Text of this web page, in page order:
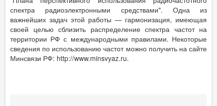
спектра радиоэлектронными средствами". Одна из
важнейших задач этой работы — гармонизация, имеющая
своей целью сблизить распределение спектра частот на
территории РФ с международными правилами. Некоторые
сведения по использованию частот можно получить на сайте
Минсвязи РФ: http://www.minsvyaz.ru.